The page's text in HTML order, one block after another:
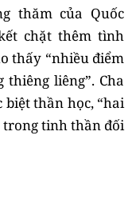
thăm của Quốc
chặt thêm tình
thấy “nhiều điểm
liêng”. Cha
thần học, “hai
tinh thần đối